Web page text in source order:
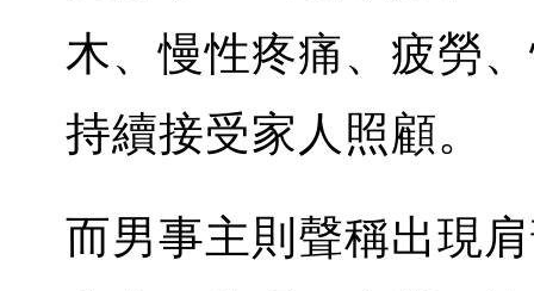
木、慢性疼痛、疲勞
持續接受家人照顧。
而男事主則聲稱出現